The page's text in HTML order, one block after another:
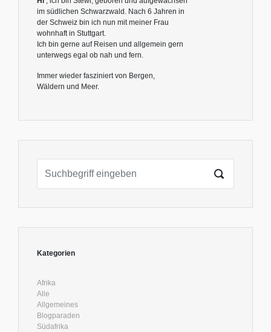
im südlichen Schwarzwald. Nach 6 Jahren in
der Schweiz bin ich nun mit meiner Frau
wohnhaft in Stuttgart.
Ich bin gerne auf Reisen und allgemein gern
unterwegs egal ob nah und fern.
Immer wieder fasziniert von Bergen,
Wäldern und Meer.
Kategorien
Afrika
Alle
Allgemeines
Blogparaden
Südafrika